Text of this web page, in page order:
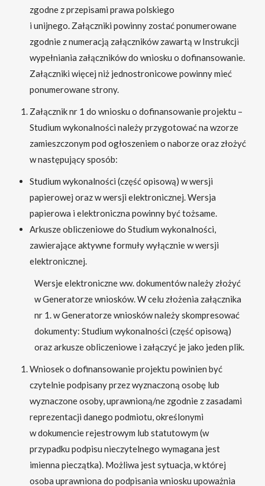
zgodne z przepisami prawa polskiego
i unijnego. Załączniki powinny zostać ponumerowane
zgodnie z numeracją załączników zawartą w Instrukcji
wypełniania załączników do wniosku o dofinansowanie.
Załączniki więcej niż jednostronicowe powinny mieć
ponumerowane strony.
Załącznik nr 1 do wniosku o dofinansowanie projektu –
Studium wykonalności należy przygotować na wzorze
zamieszczonym pod ogłoszeniem o naborze oraz złożyć
w następujący sposób:
Studium wykonalności (część opisową) w wersji
papierowej oraz w wersji elektronicznej. Wersja
papierowa i elektroniczna powinny być tożsame.
Arkusze obliczeniowe do Studium wykonalności,
zawierające aktywne formuły wyłącznie w wersji
elektronicznej.
Wersje elektroniczne ww. dokumentów należy złożyć
w Generatorze wniosków. W celu złożenia załącznika
nr 1. w Generatorze wniosków należy skompresować
dokumenty: Studium wykonalności (część opisową)
oraz arkusze obliczeniowe i załączyć je jako jeden plik.
Wniosek o dofinansowanie projektu powinien być
czytelnie podpisany przez wyznaczoną osobę lub
wyznaczone osoby, uprawnioną/ne zgodnie z zasadami
reprezentacji danego podmiotu, określonymi
w dokumencie rejestrowym lub statutowym (w
przypadku podpisu nieczytelnego wymagana jest
imienna pieczątka). Możliwa jest sytuacja, w której
osoba uprawniona do podpisania wniosku upoważnia